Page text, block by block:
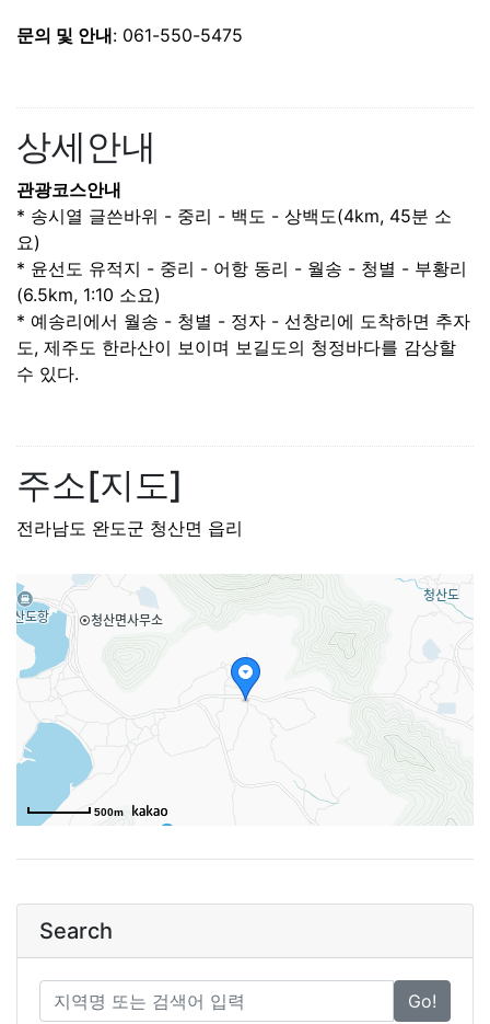
문의 및 안내: 061-550-5475
상세안내
관광코스안내
* 송시열 글쓴바위 - 중리 - 백도 - 상백도(4km, 45분 소
요)
* 윤선도 유적지 - 중리 - 어항 동리 - 월송 - 청별 - 부황리
(6.5km, 1:10 소요)
* 예송리에서 월송 - 청별 - 정자 - 선창리에 도착하면 추자
도, 제주도 한라산이 보이며 보길도의 청정바다를 감상할
수 있다.
주소[지도]
전라남도 완도군 청산면 읍리
500m
Search
Go!